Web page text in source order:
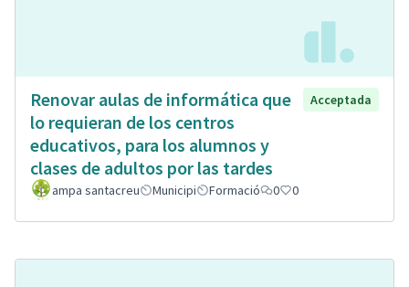
Renovar aulas de informática que
lo requieran de los centros
educativos, para los alumnos y
clases de adultos por las tardes
Acceptada
ampa santacreu Municipi Formació 0 0